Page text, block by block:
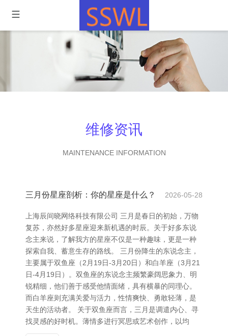
维修资讯
MAINTENANCE INFORMATION
三月份星座剖析：你的星座是什么？ 2026-05-28
上海辰间晓网络科技有限公司 三月是春日的初始，万物
复苏，亦然好多星座迎来新机遇的时辰。关于好多东说
念主来说，了解我方的星座不仅是一种趣味，更是一种
探索自我、蓄意生存的路线。 三月份降生的东说念主，
主要属于双鱼座（2月19日-3月20日）和白羊座（3月21
日-4月19日）。双鱼座的东说念主频繁豪阔思象力、明
锐精细，他们善于感受他情面绪，具有横暴的同理心。
而白羊座则充满关爱与活力，性情爽快、勇敢轻薄，是
天生的活动者。 关于双鱼座而言，三月是调遣内心、寻
找灵感的好时机。薄情多进行冥思或艺术创作，以均